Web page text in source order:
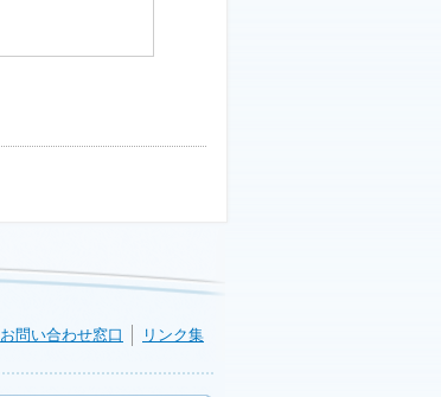
お問い合わせ窓口 リンク集